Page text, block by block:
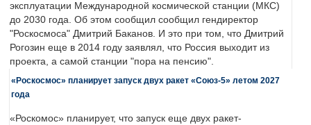
эксплуатации Международной космической станции (МКС)
до 2030 года. Об этом сообщил сообщил гендиректор
"Роскосмоса" Дмитрий Баканов. И это при том, что Дмитрий
Рогозин еще в 2014 году заявлял, что Россия выходит из
проекта, а самой станции "пора на пенсию".
«Роскосмос» планирует запуск двух ракет «Союз-5» летом 2027
года
«Роскомос» планирует, что запуск еще двух ракет-